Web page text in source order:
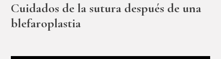
Cuidados de la sutura después de una
blefaroplastia